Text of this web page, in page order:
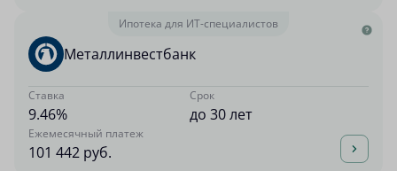
Ипотека для ИТ-специалистов
Металлинвестбанк
Ставка
9.46%
Срок
до 30 лет
Ежемесячный платеж
101 442 руб.